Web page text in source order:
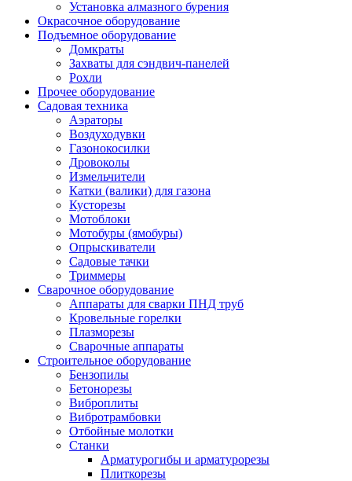
Установка алмазного бурения
Окрасочное оборудование
Подъемное оборудование
Домкраты
Захваты для сэндвич-панелей
Рохли
Прочее оборудование
Садовая техника
Аэраторы
Воздуходувки
Газонокосилки
Дровоколы
Измельчители
Катки (валики) для газона
Кусторезы
Мотоблоки
Мотобуры (ямобуры)
Опрыскиватели
Садовые тачки
Триммеры
Сварочное оборудование
Аппараты для сварки ПНД труб
Кровельные горелки
Плазморезы
Сварочные аппараты
Строительное оборудование
Бензопилы
Бетонорезы
Виброплиты
Вибротрамбовки
Отбойные молотки
Станки
Арматурогибы и арматурорезы
Плиткорезы